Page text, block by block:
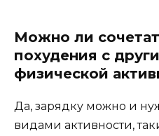
Можно ли
похудения с
физической
Да, зарядку можно и
видами активности,